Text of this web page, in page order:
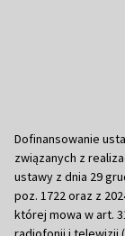
Dofinansowanie
związanych z
ustawy z dnia 29
poz. 1722 oraz z
której mowa w art.